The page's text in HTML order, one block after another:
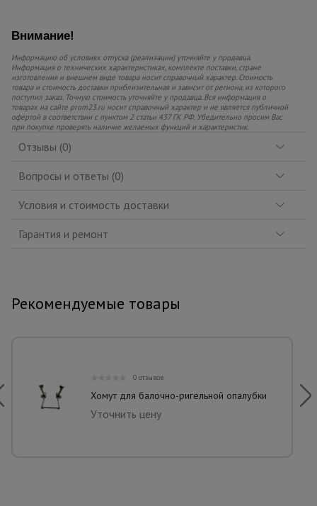
Внимание!
Информацию об условиях отпуска (реализации) уточняйте у продавца.
Информация о технических характеристиках, комплекте поставки, стране
изготовления и внешнем виде товара носит справочный характер. Стоимость
товара и стоимость доставки приблизительная и зависит от региона, из которого
поступил заказ. Точную стоимость уточняйте у продавца. Вся информация о
товарах на сайте prom23.ru носит справочный характер и не является публичной
офертой в соответствии с пунктом 2 статьи 437 ГК РФ. Убедительно просим Вас
при покупке проверять наличие желаемых функций и характеристик.
Отзывы (0)
Вопросы и ответы (0)
Условия и стоимость доставки
Гарантия и ремонт
Рекомендуемые товары
0 отзывов
Хомут для балочно-ригельной опалубки
Уточнить цену